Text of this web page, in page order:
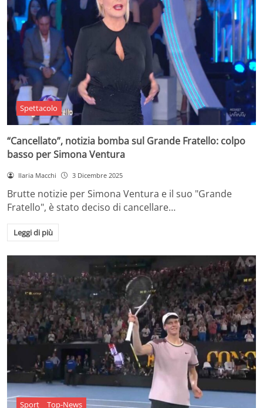
Spettacolo
“Cancellato”, notizia bomba sul Grande Fratello: colpo
basso per Simona Ventura
Ilaria Macchi 3 Dicembre 2025
Brutte notizie per Simona Ventura e il suo "Grande
Fratello", è stato deciso di cancellare…
Leggi di più
Sport Top-News